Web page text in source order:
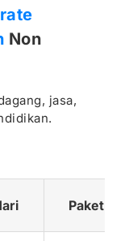
Non
jasa,
Paket 5